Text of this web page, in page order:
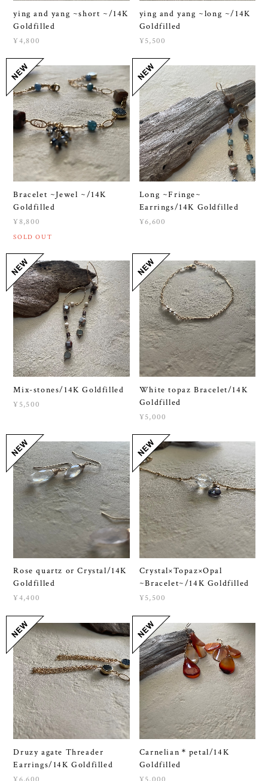
ying and yang ~short ~/14K
Goldfilled
¥4,800
ying and yang ~long ~/14K
Goldfilled
¥5,500
Bracelet ~Jewel ~/14K
Goldfilled
¥8,800
SOLD OUT
Long ~Fringe~
Earrings/14K Goldfilled
¥6,600
Mix-stones/14K Goldfilled
¥5,500
White topaz Bracelet/14K
Goldfilled
¥5,000
Rose quartz or Crystal/14K
Goldfilled
¥4,400
Crystal×Topaz×Opal
~Bracelet~/14K Goldfilled
¥5,500
Druzy agate Threader
Earrings/14K Goldfilled
Carnelian＊petal/14K
Goldfilled